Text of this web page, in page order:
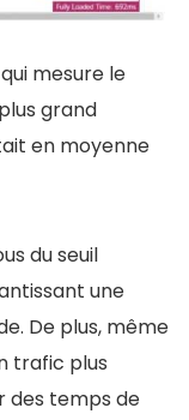
mesure le
grand
en moyenne
du seuil
une
De plus, même
trafic plus
des temps de